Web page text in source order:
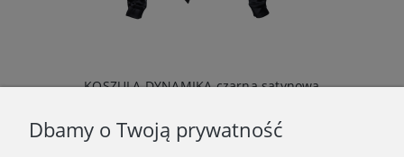
KOSZULA DYNAMIKA czarna satynowa
Do koszyka
Dbamy o Twoją prywatność